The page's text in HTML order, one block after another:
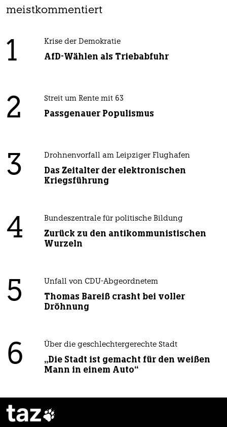
meistkommentiert
1 Krise der Demokratie
AfD-Wählen als Triebabfuhr
2 Streit um Rente mit 63
Passgenauer Populismus
3 Drohnenvorfall am Leipziger Flughafen
Das Zeitalter der elektronischen
Kriegsführung
4 Bundeszentrale für politische Bildung
Zurück zu den antikommunistischen
Wurzeln
5 Unfall von CDU-Abgeordnetem
Thomas Bareiß crasht bei voller
Dröhnung
6 Über die geschlechtergerechte Stadt
„Die Stadt ist gemacht für den weißen
Mann in einem Auto“
taz